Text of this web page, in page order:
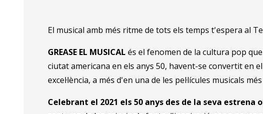
El musical amb més ritme de tots els temps t'espera al
GREASE EL MUSICAL és el fenomen de la cultura pop
ciutat americana en els anys 50, havent-se convertit en
excel·lència, a més d'en una de les pel·lícules musicals
Celebrant el 2021 els 50 anys des de la seva estrena